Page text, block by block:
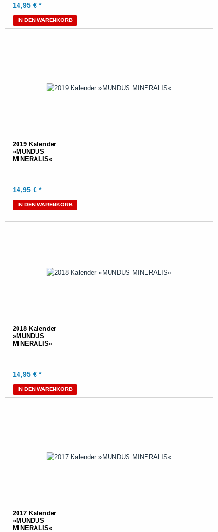
14,95 € *
IN DEN WARENKORB
2019 Kalender
»MUNDUS
MINERALIS«
14,95 € *
IN DEN WARENKORB
2018 Kalender
»MUNDUS
MINERALIS«
14,95 € *
IN DEN WARENKORB
2017 Kalender
»MUNDUS
MINERALIS«